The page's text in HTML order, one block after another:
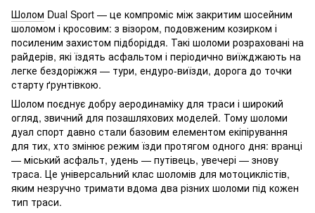
Шолом Dual Sport — це компроміс між закритим шосейним
шоломом і кросовим: з візором, подовженим козирком і
посиленим захистом підборіддя. Такі шоломи розраховані на
райдерів, які їздять асфальтом і періодично виїжджають на
легке бездоріжжя — тури, ендуро-виїзди, дорога до точки
старту ґрунтівкою.
Шолом поєднує добру аеродинаміку для траси і широкий
огляд, звичний для позашляхових моделей. Тому шоломи
дуал спорт давно стали базовим елементом екіпірування
для тих, хто змінює режим їзди протягом одного дня: вранці
— міський асфальт, удень — путівець, увечері — знову
траса. Це універсальний клас шоломів для мотоциклістів,
яким незручно тримати вдома два різних шоломи під кожен
тип траси.